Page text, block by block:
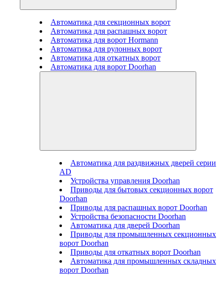
Автоматика для секционных ворот
Автоматика для распашных ворот
Автоматика для ворот Hormann
Автоматика для рулонных ворот
Автоматика для откатных ворот
Автоматика для ворот Doorhan
Автоматика для раздвижных дверей серии
AD
Устройства управления Doorhan
Приводы для бытовых секционных ворот
Doorhan
Приводы для распашных ворот Doorhan
Устройства безопасности Doorhan
Автоматика для дверей Doorhan
Приводы для промышленных секционных
ворот Doorhan
Приводы для откатных ворот Doorhan
Автоматика для промышленных складных
ворот Doorhan